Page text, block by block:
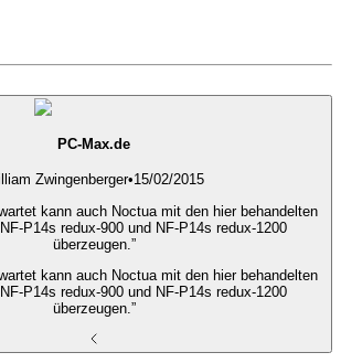
PC-Max.de
Zwingenberger•15/02/2015
kann auch Noctua mit den hier behandelten
P14s redux-900 und NF-P14s redux-1200
überzeugen.”
kann auch Noctua mit den hier behandelten
P14s redux-900 und NF-P14s redux-1200
überzeugen.”